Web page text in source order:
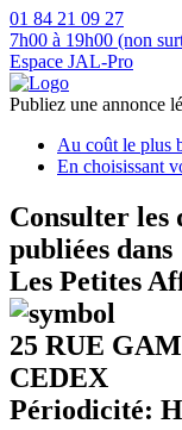
01 84 21 09 27
7h00 à 19h00 (non
Espace JAL-Pro
Publiez une annonce
Au coût le plus
En choisissant
Consulter les
publiées dans
Les Petites
25 RUE
CEDEX
Périodicité: